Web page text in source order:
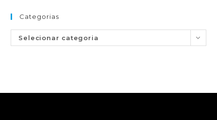
Categorias
Selecionar categoria